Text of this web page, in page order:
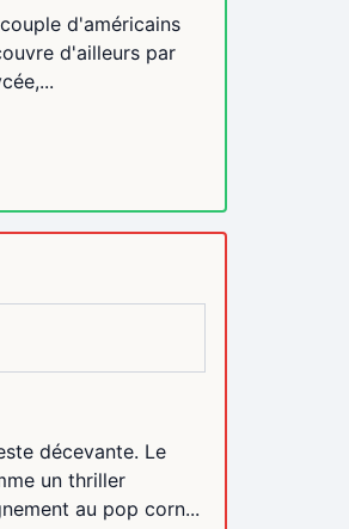
d'américains
d'ailleurs par
décevante. Le
un thriller
au pop corn...